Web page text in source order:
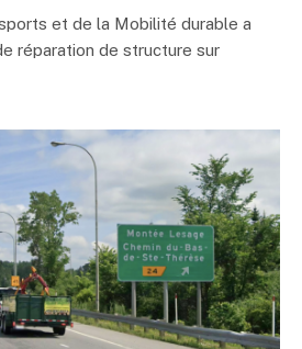
et de la Mobilité durable a
réparation de structure sur